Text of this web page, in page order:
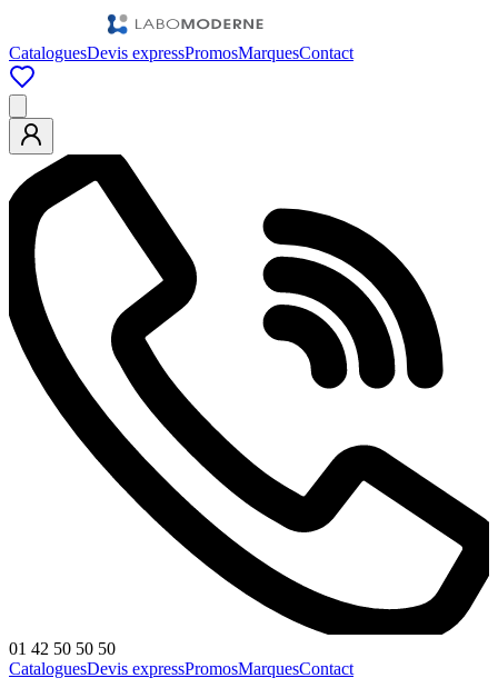
CataloguesDevis expressPromosMarquesContact
01 42 50 50 50
CataloguesDevis expressPromosMarquesContact